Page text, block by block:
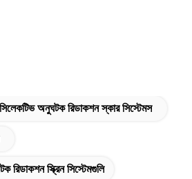
অনুঘটক রিডাকশন স্কার সিস্টেমস
রিডাকশন স্ক্রিন সিস্টেমগুলি